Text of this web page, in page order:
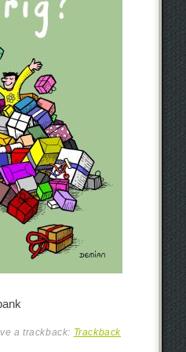
a trackback: Trackback